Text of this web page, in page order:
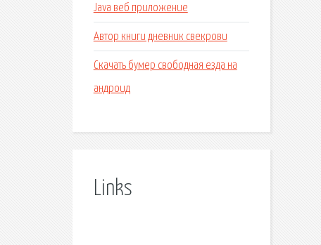
Java веб приложение
Автор книги дневник свекрови
Скачать бумер свободная езда на
андроид
Links